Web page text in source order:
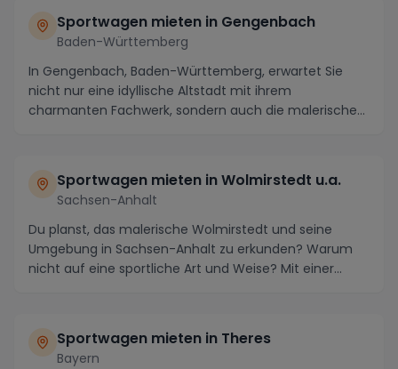
Sportwagen mieten in Gengenbach
Baden-Württemberg
In Gengenbach, Baden-Württemberg, erwartet Sie
nicht nur eine idyllische Altstadt mit ihrem
charmanten Fachwerk, sondern auch die malerische
Sportwagen mieten in Wolmirstedt u.a.
Sachsen-Anhalt
Du planst, das malerische Wolmirstedt und seine
Umgebung in Sachsen-Anhalt zu erkunden? Warum
nicht auf eine sportliche Art und Weise? Mit einer
Sportwagen mieten in Theres
Bayern